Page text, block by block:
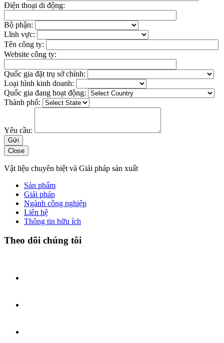
Điện thoại di động:
Bộ phận:
Lĩnh vực:
Tên công ty:
Website công ty:
Quốc gia đặt trụ sở chính:
Loại hình kinh doanh:
Quốc gia đang hoạt động:
Thành phố:
Yêu cầu:
Close
Vật liệu chuyên biệt và Giải pháp sản xuất
Sản phẩm
Giải pháp
Ngành công nghiệp
Liên hệ
Thông tin hữu ích
Theo dõi chúng tôi